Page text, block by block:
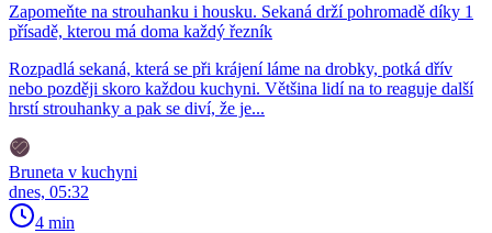
Zapomeňte na strouhanku i housku. Sekaná drží pohromadě díky 1
přísadě, kterou má doma každý řezník
Rozpadlá sekaná, která se při krájení láme na drobky, potká dřív
nebo později skoro každou kuchyni. Většina lidí na to reaguje další
hrstí strouhanky a pak se diví, že je...
Bruneta v kuchyni
dnes, 05:32
4 min